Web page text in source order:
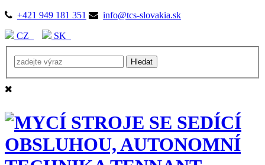
+421 949 181 351 info@tcs-slovakia.sk
CZ SK